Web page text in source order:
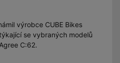
výrobce CUBE Bikes
se vybraných modelů
C:62.